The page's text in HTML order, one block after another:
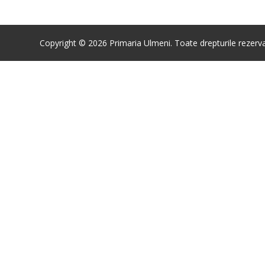
Copyright © 2026 Primaria Ulmeni. Toate drepturile